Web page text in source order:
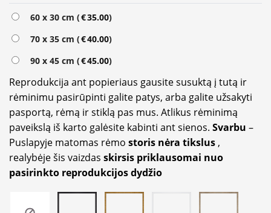
60 x 30 cm (€35.00)
70 x 35 cm (€40.00)
90 x 45 cm (€45.00)
Reprodukcija ant popieriaus gausite susuktą į tutą ir
rėminimu pasirūpinti galite patys, arba galite užsakyti
pasportą, rėmą ir stiklą pas mus. Atlikus rėminimą
paveikslą iš karto galėsite kabinti ant sienos. Svarbu –
Puslapyje matomas rėmo storis nėra tikslus ,
realybėje šis vaizdas skirsis priklausomai nuo
pasirinkto reprodukcijos dydžio
Alternative: